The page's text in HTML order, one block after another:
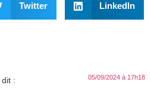
Twitter LinkedIn
dit : 05/09/2024 à 17h18